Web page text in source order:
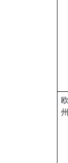
欧
州